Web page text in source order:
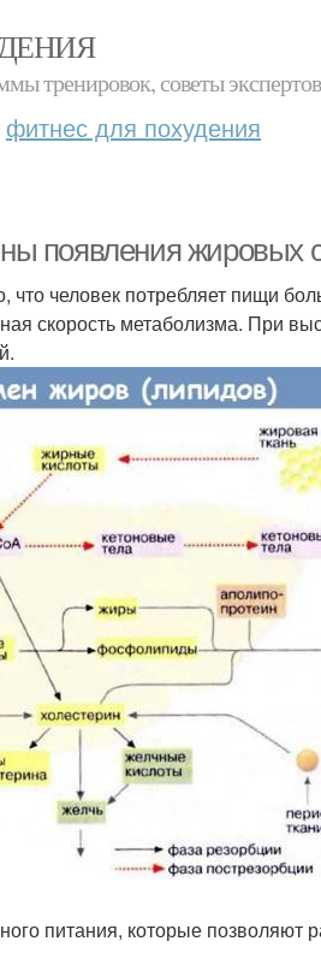
тренировок, советы экспертов
фитнес для похудения
появления жировых
человек потребляет пищи
скорость метаболизма. При
питания, которые позволяют